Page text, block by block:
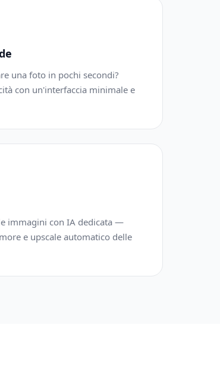
una foto in pochi secondi?
con un'interfaccia minimale e
immagini con IA dedicata —
e upscale automatico delle